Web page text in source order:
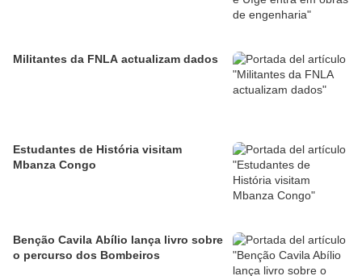
Militantes da FNLA actualizam dados
Estudantes de História visitam
Mbanza Congo
Benção Cavila Abílio lança livro sobre
o percurso dos Bombeiros